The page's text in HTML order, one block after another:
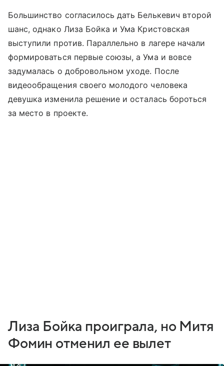
Большинство согласилось дать Белькевич второй
шанс, однако Лиза Бойка и Ума Кристовская
выступили против. Параллельно в лагере начали
формироваться первые союзы, а Ума и вовсе
задумалась о добровольном уходе. После
видеообращения своего молодого человека
девушка изменила решение и осталась бороться
за место в проекте.
Лиза Бойка проиграла, но Митя
Фомин отменил ее вылет